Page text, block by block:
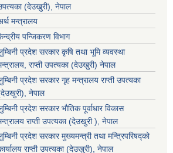
(देउखुरी), नेपाल
मन्त्रालय
पन्जिकरण विभाग
प्रदेश सरकार कृषि तथा भूमि व्यवस्था
राप्ती उपत्यका (देउखुरी) नेपाल
प्रदेश सरकार गृह मन्त्रालय राप्ती उपत्यका
नेपाल
प्रदेश सरकार भौतिक पूर्वाधार विकास
राप्ती उपत्यका (देउखुरी ), नेपाल
प्रदेश सरकार मुख्यमन्त्री तथा मन्त्रिपरिषद्को
राप्ती उपत्यका (देउखुरी), नेपाल